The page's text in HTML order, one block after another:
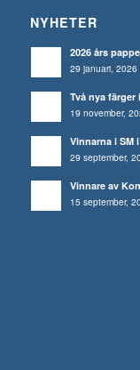
NYHETER
2026 års
29 januari, 2026
Två nya färger
19 november,
Vinnarna i SM
29 september,
Vinnare av
15 september,